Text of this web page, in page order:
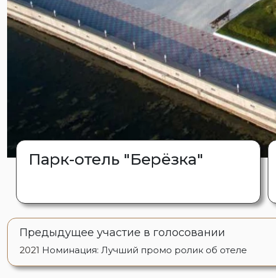
Парк-отель "Берёзка"
Предыдущее участие в голосовании
2021 Номинация: Лучший промо ролик об отеле